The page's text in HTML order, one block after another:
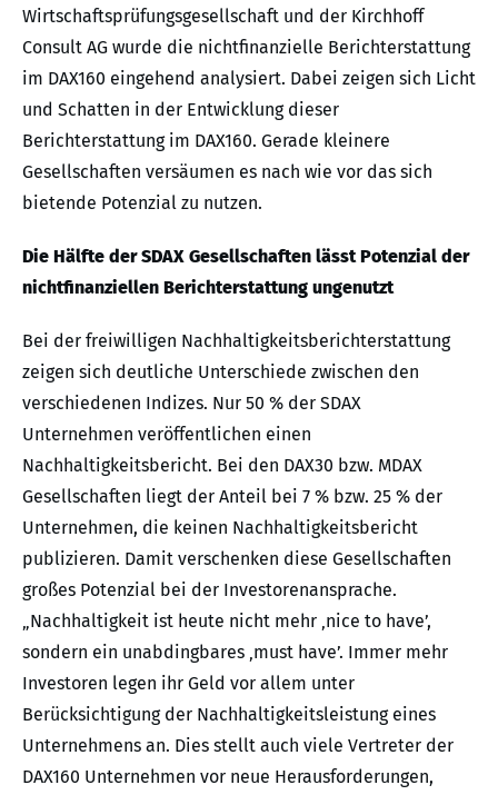
Wirtschaftsprüfungsgesellschaft und der Kirchhoff
Consult AG wurde die nichtfinanzielle Berichterstattung
im DAX160 eingehend analysiert. Dabei zeigen sich Licht
und Schatten in der Entwicklung dieser
Berichterstattung im DAX160. Gerade kleinere
Gesellschaften versäumen es nach wie vor das sich
bietende Potenzial zu nutzen.
Die Hälfte der SDAX Gesellschaften lässt Potenzial der
nichtfinanziellen Berichterstattung ungenutzt
Bei der freiwilligen Nachhaltigkeitsberichterstattung
zeigen sich deutliche Unterschiede zwischen den
verschiedenen Indizes. Nur 50 % der SDAX
Unternehmen veröffentlichen einen
Nachhaltigkeitsbericht. Bei den DAX30 bzw. MDAX
Gesellschaften liegt der Anteil bei 7 % bzw. 25 % der
Unternehmen, die keinen Nachhaltigkeitsbericht
publizieren. Damit verschenken diese Gesellschaften
großes Potenzial bei der Investorenansprache.
„Nachhaltigkeit ist heute nicht mehr ‚nice to have’,
sondern ein unabdingbares ‚must have’. Immer mehr
Investoren legen ihr Geld vor allem unter
Berücksichtigung der Nachhaltigkeitsleistung eines
Unternehmens an. Dies stellt auch viele Vertreter der
DAX160 Unternehmen vor neue Herausforderungen,